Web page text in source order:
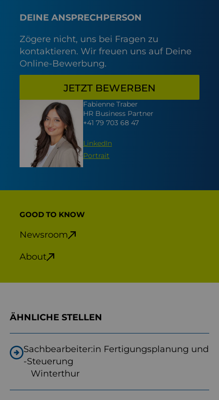
DEINE ANSPRECHPERSON
Zögere nicht, uns bei Fragen zu
kontaktieren. Wir freuen uns auf Deine
Online-Bewerbung.
JETZT BEWERBEN
Fabienne Traber
HR Business Partner
+41 79 703 68 47
LinkedIn
Portrait
GOOD TO KNOW
Newsroom
About
ÄHNLICHE STELLEN
Sachbearbeiter:in Fertigungsplanung und
-Steuerung
Winterthur